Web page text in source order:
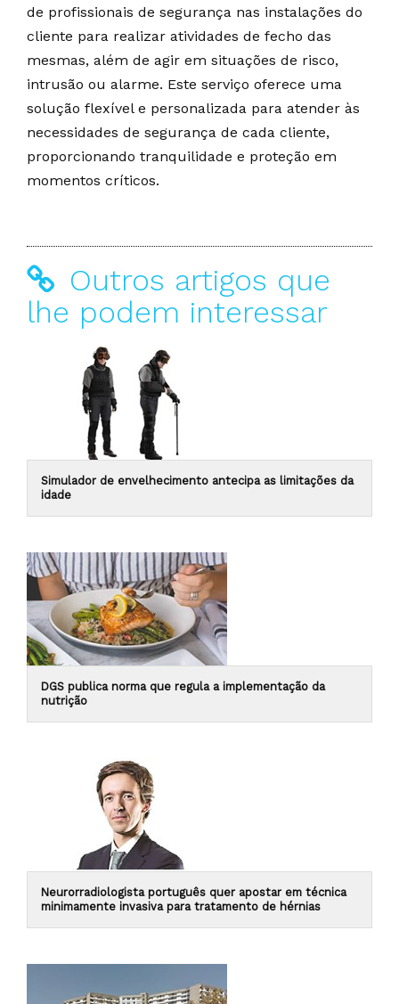
de profissionais de segurança nas instalações do
cliente para realizar atividades de fecho das
mesmas, além de agir em situações de risco,
intrusão ou alarme. Este serviço oferece uma
solução flexível e personalizada para atender às
necessidades de segurança de cada cliente,
proporcionando tranquilidade e proteção em
momentos críticos.
Outros artigos que
lhe podem interessar
Simulador de envelhecimento antecipa as limitações da
idade
DGS publica norma que regula a implementação da
nutrição
Neurorradiologista português quer apostar em técnica
minimamente invasiva para tratamento de hérnias